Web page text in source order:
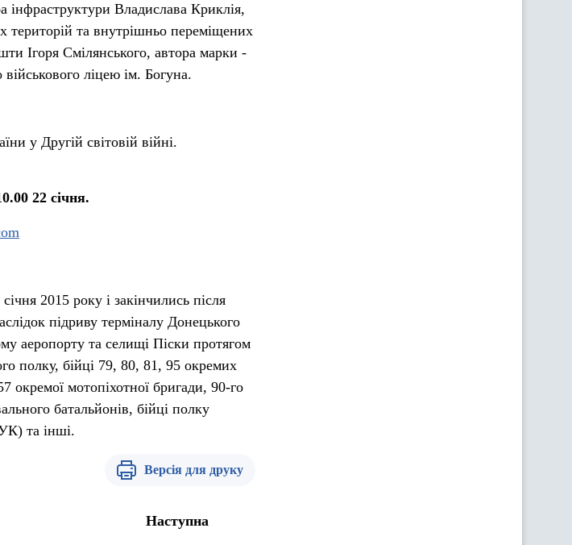
Владислава Криклія,
територій та внутрішньо переміщених
Ігоря Смілянського, автора марки -
ліцею ім. Богуна.
у Другій світовій війні.
22 січня.
2015 року і закінчились після
підриву терміналу Донецького
аеропорту та селищі Піски протягом
полку, бійці 79, 80, 81, 95 окремих
окремої мотопіхотної бригади, 90-го
батальйонів, бійці полку
та інші.
Версія для друку
Наступна